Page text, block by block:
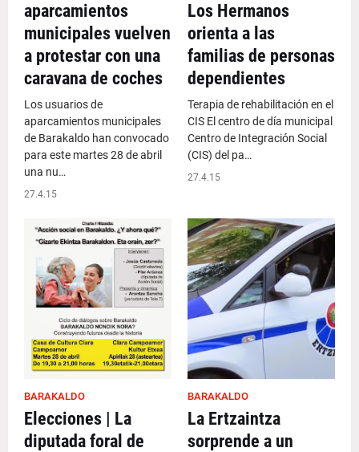
aparcamientos
municipales vuelven
a protestar con una
caravana de coches
Los usuarios de
aparcamientos municipales
de Barakaldo han convocado
para este martes 28 de abril
una nu…
27.4.15
Los Hermanos
orienta a las
familias de personas
dependientes
Terapia de rehabilitación en el
CIS El centro de día municipal
Centro de Integración Social
(CIS) del pa…
27.4.15
BARAKALDO
Elecciones | La
diputada foral de
BARAKALDO
La Ertzaintza
sorprende a un